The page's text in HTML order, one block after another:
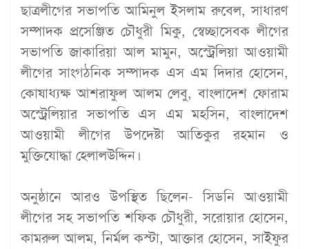
ছাত্রলীগের সভাপতি আমিনুল ইসলাম রুবেল, সাধারণ
সম্পাদক প্রসেঞ্জিত চৌধুরী মিকু, স্বেচ্ছাসেবক লীগের
সভাপতি জাকারিয়া আল মামুন, অস্ট্রেলিয়া আওয়ামী
লীগের সাংগঠনিক সম্পাদক এস এম দিদার হোসেন,
কোষাধ্যক্ষ আশরাফুল আলম লেবু, বাংলাদেশ ফোরাম
অস্ট্রেলিয়ার সভাপতি এস এম মহসিন, বাংলাদেশ
আওয়ামী লীগের উপদেষ্টা আতিকুর রহমান ও
মুক্তিযোদ্ধা হেলালউদ্দিন।
অনুষ্ঠানে আরও উপস্থিত ছিলেন- সিডনি আওয়ামী
লীগের সহ সভাপতি শফিক চৌধুরী, সরোয়ার হোসেন,
কামরুল আলম, নির্মল কস্টা, আক্তার হোসেন, সাইফুর